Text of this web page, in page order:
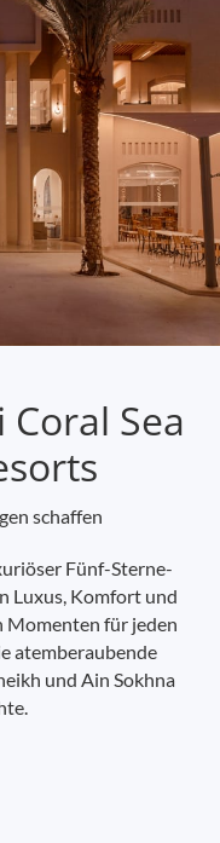
Sea
schaffen
Fünf-Sterne-
Luxus, Komfort und
Momenten für jeden
atemberaubende
und Ain Sokhna